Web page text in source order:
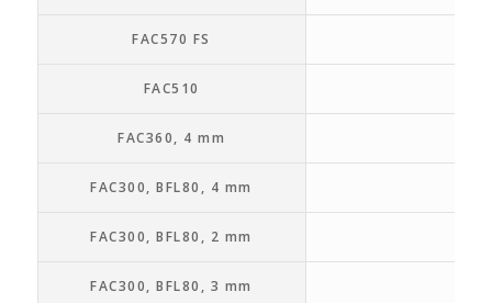
FAC570 FS
FAC510
FAC360, 4 mm
FAC300, BFL80, 4 mm
FAC300, BFL80, 2 mm
FAC300, BFL80, 3 mm